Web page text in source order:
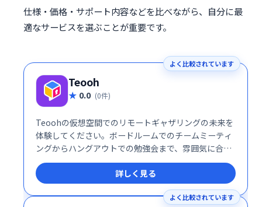
仕様・価格・サポート内容などを比べながら、自分に最
適なサービスを選ぶことが重要です。
よく比較されています
Teooh
0.0 (0件)
Teoohの仮想空間でのリモートギャザリングの未来を
体験してください。ボードルームでのチームミーティ
ングからハングアウトでの勉強会まで、雰囲気に合っ
た最適な部屋を選択してください。あなたが本当にお
互いの部屋にいるようにチャットしてください。
詳しく見る
よく比較されています